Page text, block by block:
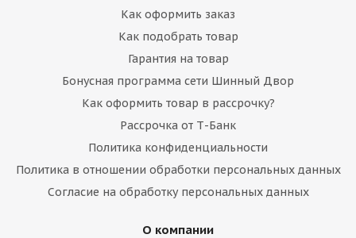
Как оформить заказ
Как подобрать товар
Гарантия на товар
Бонусная программа сети Шинный Двор
Как оформить товар в рассрочку?
Рассрочка от Т-Банк
Политика конфиденциальности
Политика в отношении обработки персональных данных
Согласие на обработку персональных данных
О компании